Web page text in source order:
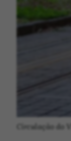
Circulação